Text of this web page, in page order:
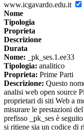
www.icgavardo.edu.it
Nome
Tipologia
Proprieta
Descrizione
Durata
Nome: _pk_ses.1.ee33
Tipologia: analitico
Proprieta: Prime Parti
Descrizione: Questo
analisi web open source
proprietari di siti Web a
misurare le prestazioni
prefisso _pk_ses è
si ritiene sia un codice di